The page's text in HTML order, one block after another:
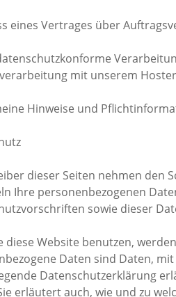
eines Vertrages über
mit unserem
Hinweise und
dieser Seiten nehmen den
Ihre personenbezogenen
sowie dieser
diese Website benutzen,
Daten sind Daten,
Datenschutzerklärung
erläutert auch, wie und zu